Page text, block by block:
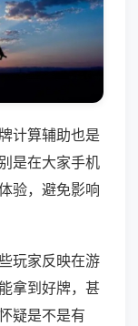
计算辅助也是
是在大家手机
验，避免影响
玩家反映在游
拿到好牌，甚
疑是不是有